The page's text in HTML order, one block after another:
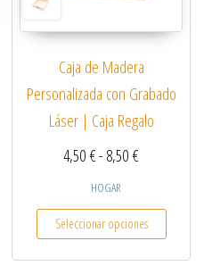
tiene múltiples variantes. Las
Caja de Madera
Personalizada con Grabado
Láser | Caja Regalo
4,50€- 8,50€
HOGAR
Seleccionar opciones
Este